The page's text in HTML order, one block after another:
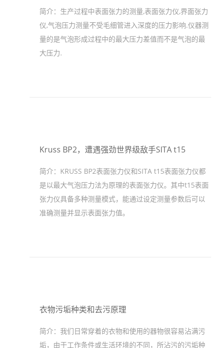
简介： 生产过程中表面张力的测量,表面张力仪,界面张力
仪,气泡压力测量不受毛细管进入深度的压力影响.仪器测
量的是气泡形成过程中的最大压力差值而不是气泡的最
大压力.
Kruss BP2，遭遇强劲世界级敌手SITA t15
简介： KRUSS BP2表面张力仪和SITA t15表面张力仪都
是以最大气泡压力法为原理的表面张力仪。其中t15表面
张力仪具备多种测量模式，能通过设定测量参数后可以
准确测量并显示表面张力值。
衣物污垢种类和去污原理
简介： 我们日常穿着的衣物和使用的器物很容易沾满污
垢，由于工作条件或生活环境的不同，所沾污的污垢种